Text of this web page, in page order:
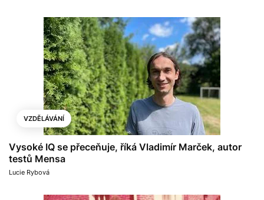
VZDĚLÁVÁNÍ
Vysoké IQ se přeceňuje, říká Vladimír Marček, autor
testů Mensa
Lucie Rybová